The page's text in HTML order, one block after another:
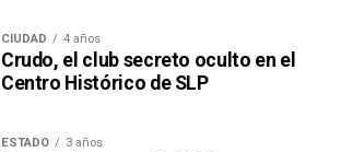
CIUDAD 4 años
Crudo, el club secreto oculto en el
Centro Histórico de SLP
ESTADO 3 años